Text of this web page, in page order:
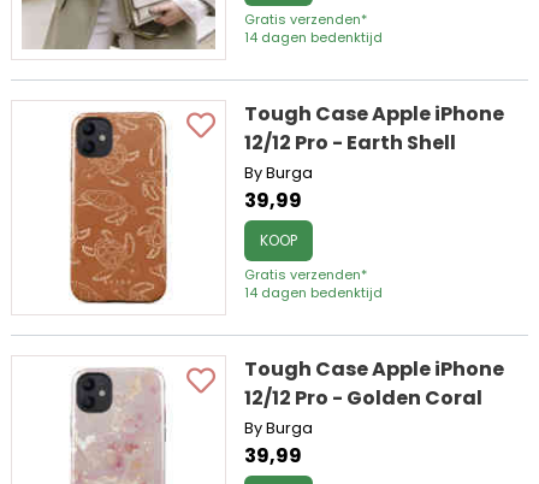
Gratis verzenden*
14 dagen bedenktijd
Tough Case Apple iPhone
12/12 Pro - Earth Shell
By Burga
39,99
KOOP
Gratis verzenden*
14 dagen bedenktijd
Tough Case Apple iPhone
12/12 Pro - Golden Coral
By Burga
39,99